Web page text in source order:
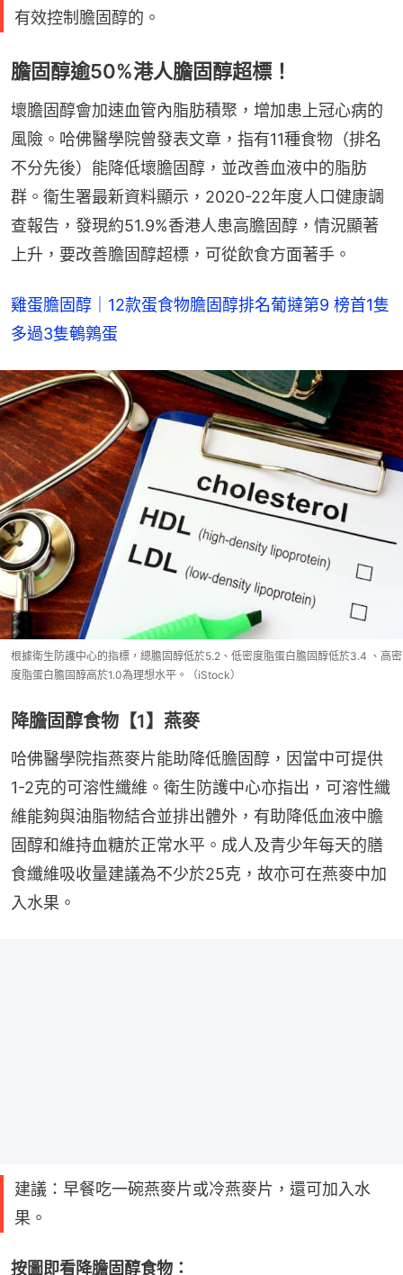
有效控制膽固醇的。
膽固醇逾50%港人膽固醇超標！
壞膽固醇會加速血管內脂肪積聚，增加患上冠心病的
風險。哈佛醫學院曾發表文章，指有11種食物（排名
不分先後）能降低壞膽固醇，並改善血液中的脂肪
群。衞生署最新資料顯示，2020-22年度人口健康調
查報告，發現約51.9%香港人患高膽固醇，情況顯著
上升，要改善膽固醇超標，可從飲食方面著手。
雞蛋膽固醇｜12款蛋食物膽固醇排名葡撻第9 榜首1隻
多過3隻鵪鶉蛋
根據衛生防護中心的指標，總膽固醇低於5.2、低密度脂蛋白膽固醇低於3.4 、高密
度脂蛋白膽固醇高於1.0為理想水平。（iStock）
降膽固醇食物【1】燕麥
哈佛醫學院指燕麥片能助降低膽固醇，因當中可提供
1-2克的可溶性纖維。衛生防護中心亦指出，可溶性纖
維能夠與油脂物結合並排出體外，有助降低血液中膽
固醇和維持血糖於正常水平。成人及青少年每天的膳
食纖維吸收量建議為不少於25克，故亦可在燕麥中加
入水果。
建議：早餐吃一碗燕麥片或冷燕麥片，還可加入水
果。
按圖即看降膽固醇食物：